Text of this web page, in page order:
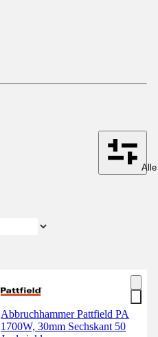
Abbruchhammer Pattfield PA
1700W, 30mm Sechskant 50